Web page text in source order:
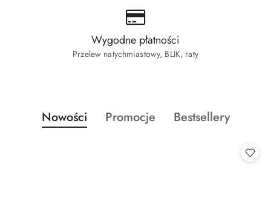
Wygodne płatności
Przelew natychmiastowy, BLIK, raty
Pomiń karuzelę produktów
Produkty
o
Nowości
Produkty
Promocje
Produkty
Bestsellery